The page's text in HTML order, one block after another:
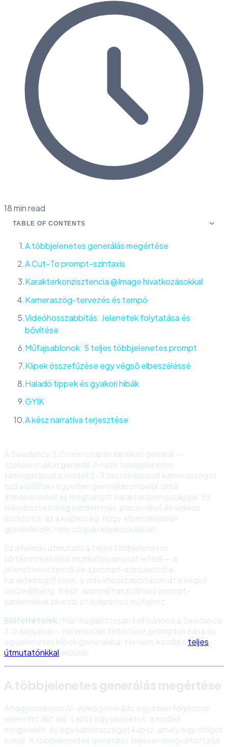
18 min read
TABLE OF CONTENTS
A többjelenetes generálás megértése
A Cut-To prompt-szintaxis
Karakterkonzisztencia @Image hivatkozásokkal
Kameraszög-tervezés és tempó
Videóhosszabbítás: Jelenetek folytatása és
bővítése
Műfajsablonok: 5 teljes többjelenetes prompt
Klipek összefűzése egy végső elbeszéléssé
Haladó tippek és gyakori hibák
GYIK
A kész narratíva terjesztése
A Seedance 2.0 nem csupán klipeket generál —
szekvenciákat generál. A natív többjelenetes
támogatással a modell 2-3 összekapcsolt kameraszöget
tud előállítani egyetlen generáláson belül, sima
átmenetekkel és megtartott karakterazonossággal. Ez
különbözteti meg minden más, piacon lévő AI-videós
eszköztől: az a képesség, hogy elbeszélésben
gondolkodik, nem csupán képkockákban.
Ez a haladó útmutató a teljes többjelenetes
történetmesélési munkafolyamatot lefedi — a
jelenettervezéstől és a prompt-szintaxistól a
karakterrögzítésen, a videóhosszabbításon át a végső
összeállításig. Kész, azonnal használható prompt-
sablonokkal távozol öt különböző műfajhoz.
Előfeltételek: Már magabiztosan kell bánnod a Seedance
2.0 alapjaival — referenciák feltöltése, promptok írása és
egyjelenetes klipek generálása. Ha nem, kezdd a teljes
útmutatónkkal először.
A többjelenetes generálás megértése
A hagyományos AI-videógenerálás egyetlen folytonos
jelenetet állít elő. Leírsz egy jelenetet, a modell
megjeleníti, és egy kameraszöget kapsz, amely egy dolgot
csinál. A többjelenetes generálás teljesen megváltoztatja